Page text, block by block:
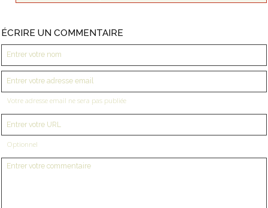
ÉCRIRE UN COMMENTAIRE
Votre adresse email ne sera pas publiée
Optionnel